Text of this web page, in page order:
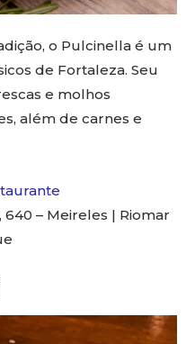
o Pulcinella é um
de Fortaleza. Seu
e molhos
além de carnes e
640 – Meireles | Riomar